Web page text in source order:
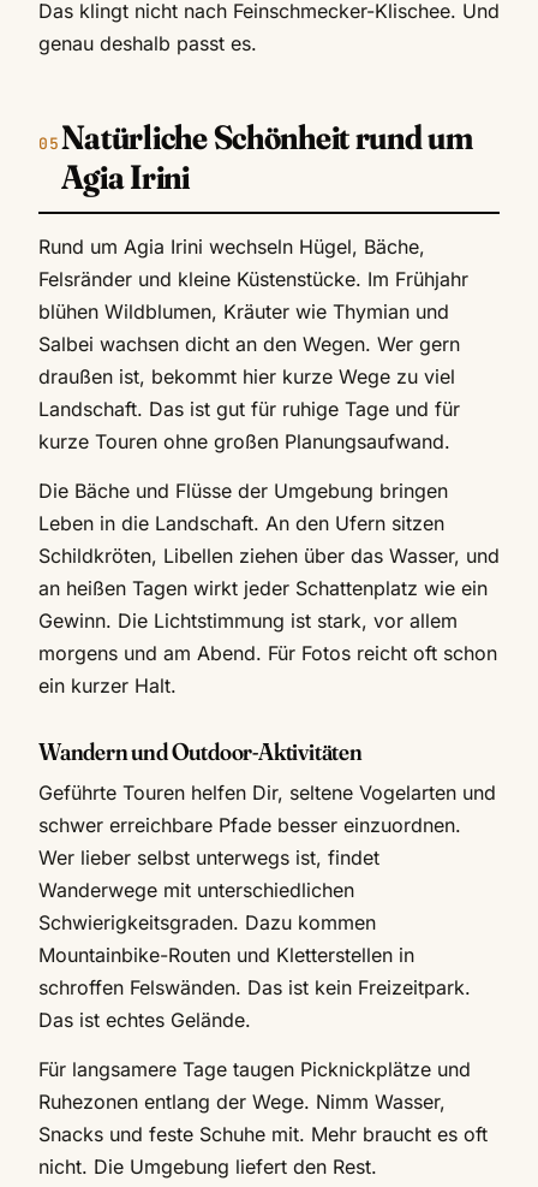
Das klingt nicht nach Feinschmecker-Klischee. Und
genau deshalb passt es.
Natürliche Schönheit rund um
Agia Irini
Rund um Agia Irini wechseln Hügel, Bäche,
Felsränder und kleine Küstenstücke. Im Frühjahr
blühen Wildblumen, Kräuter wie Thymian und
Salbei wachsen dicht an den Wegen. Wer gern
draußen ist, bekommt hier kurze Wege zu viel
Landschaft. Das ist gut für ruhige Tage und für
kurze Touren ohne großen Planungsaufwand.
Die Bäche und Flüsse der Umgebung bringen
Leben in die Landschaft. An den Ufern sitzen
Schildkröten, Libellen ziehen über das Wasser, und
an heißen Tagen wirkt jeder Schattenplatz wie ein
Gewinn. Die Lichtstimmung ist stark, vor allem
morgens und am Abend. Für Fotos reicht oft schon
ein kurzer Halt.
Wandern und Outdoor-Aktivitäten
Geführte Touren helfen Dir, seltene Vogelarten und
schwer erreichbare Pfade besser einzuordnen.
Wer lieber selbst unterwegs ist, findet
Wanderwege mit unterschiedlichen
Schwierigkeitsgraden. Dazu kommen
Mountainbike-Routen und Kletterstellen in
schroffen Felswänden. Das ist kein Freizeitpark.
Das ist echtes Gelände.
Für langsamere Tage taugen Picknickplätze und
Ruhezonen entlang der Wege. Nimm Wasser,
Snacks und feste Schuhe mit. Mehr braucht es oft
nicht. Die Umgebung liefert den Rest.